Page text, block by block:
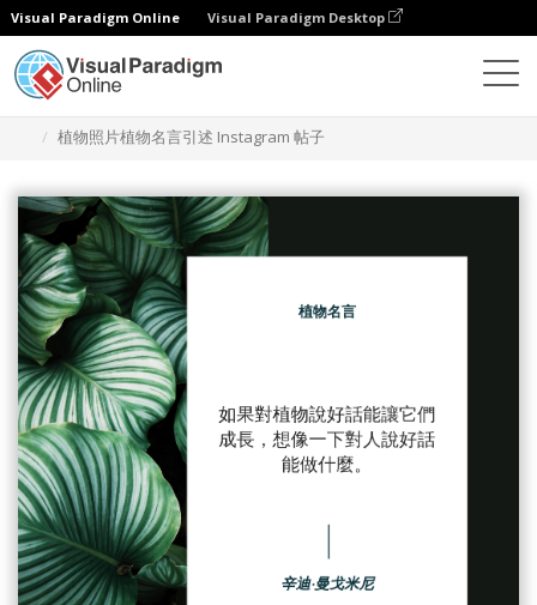
Visual Paradigm Online Visual Paradigm Desktop
植物照片植物名言引述 Instagram 帖子